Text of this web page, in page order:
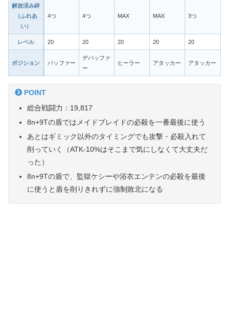
解放済み絆
（ふれあ
い）
4つ 4つ MAX MAX 3つ
レベル 20 20 20 20 20
ポジション バッファー
デバッファ
ー
ヒーラー アタッカー アタッカー
POINT
総合戦闘力：19,817
8n+9Tの盾ではメイドブレイドの必殺を一番最後に使う
あとはギミック以外のタイミングでも攻撃・必殺入れて
削っていく（ATK-10%はそこまで気にしなくて大丈夫だ
った）
8n+9Tの盾で、監獄ケシーや浴衣エンテンの必殺を最後
に使うと盾を削りきれずに強制敗北になる